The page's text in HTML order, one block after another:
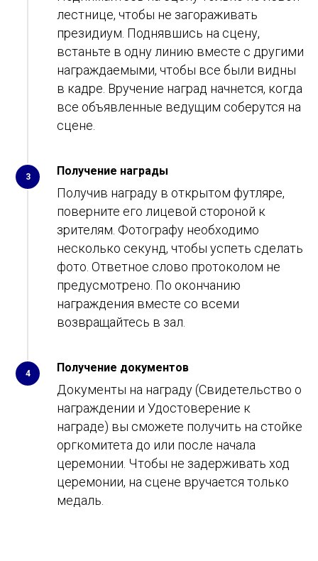
лестнице, чтобы не загораживать
президиум. Поднявшись на сцену,
встаньте в одну линию вместе с другими
награждаемыми, чтобы все были видны
в кадре. Вручение наград начнется, когда
все объявленные ведущим соберутся на
сцене.
3 Получение награды
Получив награду в открытом футляре,
поверните его лицевой стороной к
зрителям. Фотографу необходимо
несколько секунд, чтобы успеть сделать
фото. Ответное слово протоколом не
предусмотрено. По окончанию
награждения вместе со всеми
возвращайтесь в зал.
4 Получение документов
Документы на награду (Свидетельство о
награждении и Удостоверение к
награде) вы сможете получить на стойке
оргкомитета до или после начала
церемонии. Чтобы не задерживать ход
церемонии, на сцене вручается только
медаль.